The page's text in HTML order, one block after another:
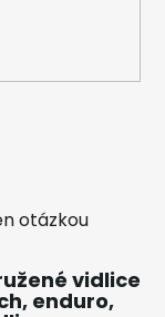
otázkou
vidlice
enduro,